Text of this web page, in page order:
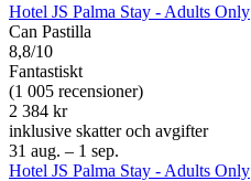
Hotel JS Palma Stay - Adults Only
Can Pastilla
8,8/10
Fantastiskt
(1 005 recensioner)
2 384 kr
inklusive skatter och avgifter
31 aug. – 1 sep.
Hotel JS Palma Stay - Adults Only